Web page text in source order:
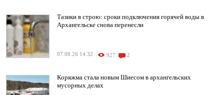
Тазики в строю: сроки подключения горячей воды в
Архангельске снова перенесли
07.08.26 14:32 927 2
Коряжма стала новым Шиесом в архангельских
мусорных делах